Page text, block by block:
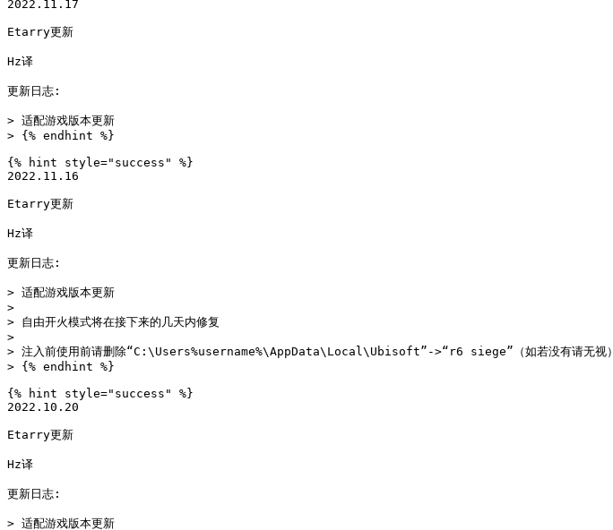
2022.11.17
Etarry更新
Hz译
更新日志:
> 适配游戏版本更新
> {% endhint %}
{% hint style="success" %}
2022.11.16
Etarry更新
Hz译
更新日志:
> 适配游戏版本更新
>
> 自由开火模式将在接下来的几天内修复
>
> 注入前使用前请删除“C:\Users%username%\AppData\Local\Ubisoft”->“r6 siege”（如若没有请无视）
> {% endhint %}
{% hint style="success" %}
2022.10.20
Etarry更新
Hz译
更新日志:
> 适配游戏版本更新